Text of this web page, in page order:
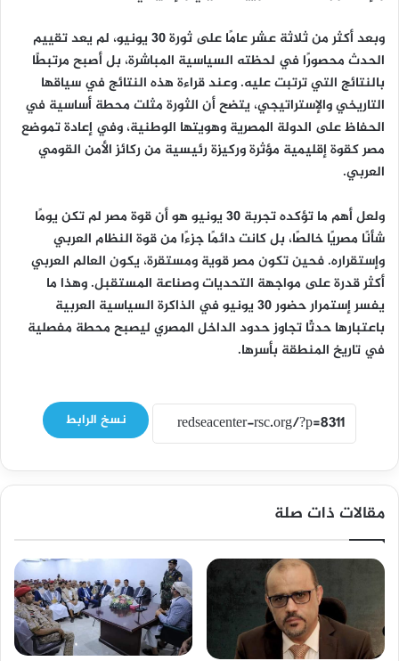
وبعد أكثر من ثلاثة عشر عامًا على ثورة 30 يونيو، لم يعد تقييم
الحدث محصورًا في لحظته السياسية المباشرة، بل أصبح مرتبطًا
بالنتائج التي ترتبت عليه. وعند قراءة هذه النتائج في سياقها
التاريخي والإستراتيجي، يتضح أن الثورة مثلت محطة أساسية في
الحفاظ على الدولة المصرية وهويتها الوطنية، وفي إعادة تموضع
مصر كقوة إقليمية مؤثرة وركيزة رئيسية من ركائز الأمن القومي
العربي.
ولعل أهم ما تؤكده تجربة 30 يونيو هو أن قوة مصر لم تكن يومًا
شأنًا مصريًا خالصًا، بل كانت دائمًا جزءًا من قوة النظام العربي
وإستقراره. فحين تكون مصر قوية ومستقرة، يكون العالم العربي
أكثر قدرة على مواجهة التحديات وصناعة المستقبل. وهذا ما
يفسر إستمرار حضور 30 يونيو في الذاكرة السياسية العربية
باعتبارها حدثًا تجاوز حدود الداخل المصري ليصبح محطة مفصلية
في تاريخ المنطقة بأسرها.
نسخ الرابط
مقالات ذات صلة